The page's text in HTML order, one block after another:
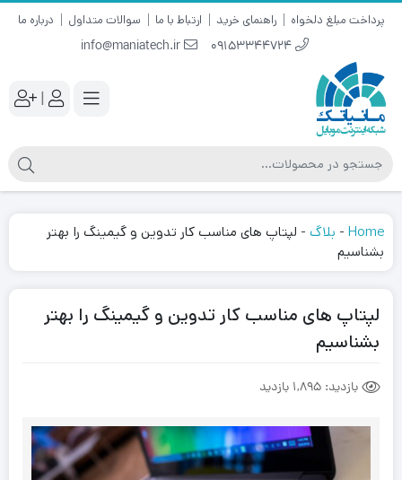
پرداخت مبلغ دلخواه راهنمای خرید ارتباط با ما سوالات متداول درباره ما
09153344724
info@maniatech.ir
|
Home
- بلاگ - لپتاپ های مناسب کار تدوین و گیمینگ را بهتر
بشناسیم
لپتاپ های مناسب کار تدوین و گیمینگ را بهتر
بشناسیم
بازدید: 1,895 بازدید